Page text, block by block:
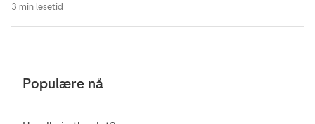
3 min lesetid
Populære nå